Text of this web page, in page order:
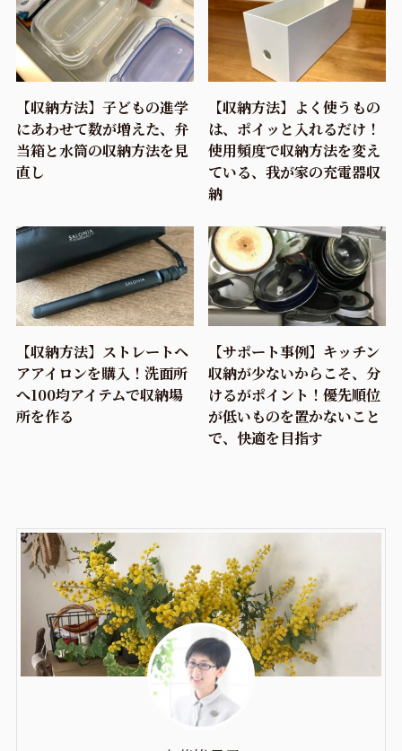
【収納方法】子どもの進学
にあわせて数が増えた、弁
当箱と水筒の収納方法を見
直し
【収納方法】よく使うもの
は、ポイッと入れるだけ！
使用頻度で収納方法を変え
ている、我が家の充電器収
納
【収納方法】ストレートヘ
アアイロンを購入！洗面所
へ100均アイテムで収納場
所を作る
【サポート事例】キッチン
収納が少ないからこそ、分
けるがポイント！優先順位
が低いものを置かないこと
で、快適を目指す